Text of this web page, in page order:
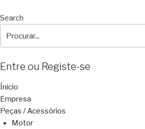
Search
Entre ou Registe-se
Ínicio
Empresa
Peças / Acessórios
Motor